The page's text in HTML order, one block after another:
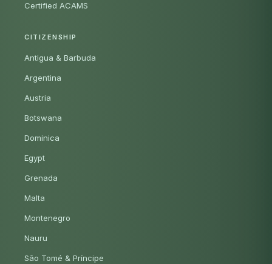
Certified ACAMS
CITIZENSHIP
Antigua & Barbuda
Argentina
Austria
Botswana
Dominica
Egypt
Grenada
Malta
Montenegro
Nauru
São Tomé & Príncipe